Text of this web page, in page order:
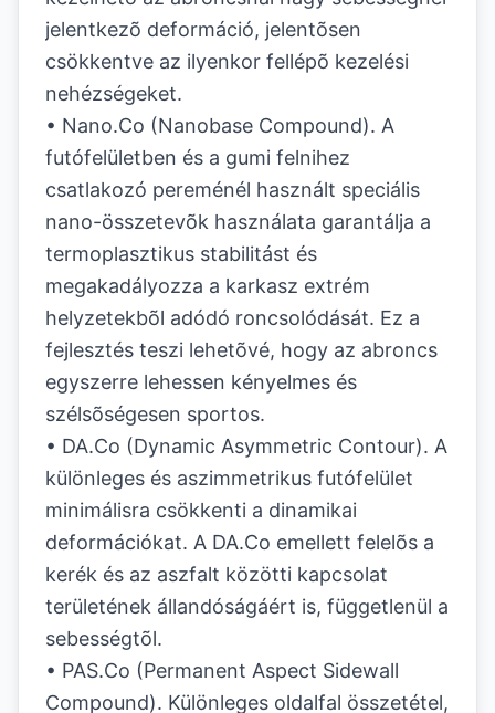
jelentkezõ deformáció, jelentõsen
csökkentve az ilyenkor fellépõ kezelési
nehézségeket.
• Nano.Co (Nanobase Compound). A
futófelületben és a gumi felnihez
csatlakozó pereménél használt speciális
nano-összetevõk használata garantálja a
termoplasztikus stabilitást és
megakadályozza a karkasz extrém
helyzetekbõl adódó roncsolódását. Ez a
fejlesztés teszi lehetõvé, hogy az abroncs
egyszerre lehessen kényelmes és
szélsõségesen sportos.
• DA.Co (Dynamic Asymmetric Contour). A
különleges és aszimmetrikus futófelület
minimálisra csökkenti a dinamikai
deformációkat. A DA.Co emellett felelõs a
kerék és az aszfalt közötti kapcsolat
területének állandóságáért is, függetlenül a
sebességtõl.
• PAS.Co (Permanent Aspect Sidewall
Compound). Különleges oldalfal összetétel,